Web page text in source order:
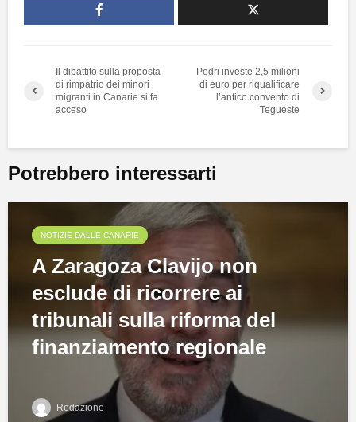
Il dibattito sulla proposta
di rimpatrio dei minori
migranti in Canarie si fa
acceso
Pedri investe 2,5 milioni
di euro per riqualificare
l’antico convento di
Tegueste
Potrebbero interessarti
NOTIZIE DALLE CANARIE
A Zaragoza Clavijo non
esclude di ricorrere ai
tribunali sulla riforma del
finanziamento regionale
Redazione